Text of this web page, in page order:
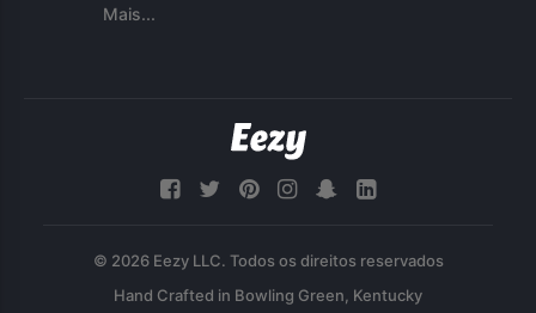
Mais...
© 2026 Eezy LLC. Todos os direitos reservados